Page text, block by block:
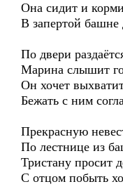
Она сидит и
В запертой башне
По двери
Марина слышит
Он хочет
Бежать с ним
Прекрасную
По лестнице из
Тристану просит
С отцом побыть